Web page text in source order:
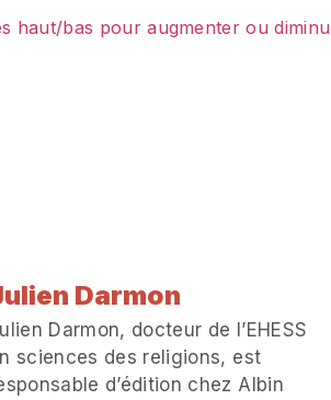
haut/bas pour augmenter ou
Darmon
Darmon, docteur de l’EHESS
sciences des religions, est
d’édition chez Albin